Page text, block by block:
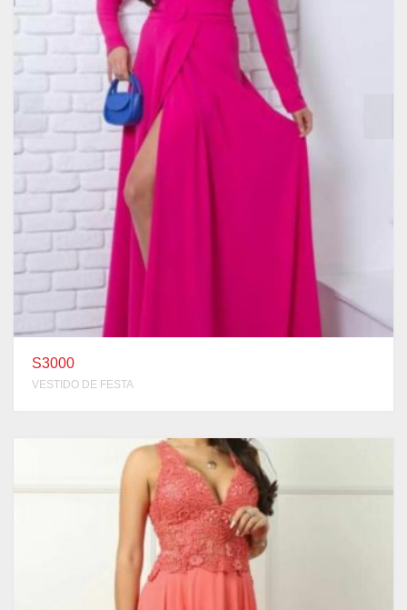
S3000
VESTIDO DE FESTA